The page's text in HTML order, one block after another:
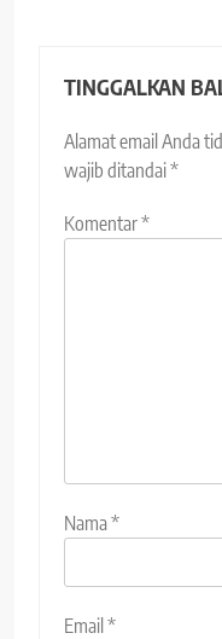
TINGGALKAN
Alamat email Anda
wajib ditandai*
Komentar*
Nama*
Email*